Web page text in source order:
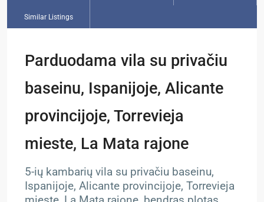
Similar Listings
Parduodama vila su privačiu
baseinu, Ispanijoje, Alicante
provincijoje, Torrevieja
mieste, La Mata rajone
5-ių kambarių vila su privačiu baseinu,
Ispanijoje, Alicante provincijoje, Torrevieja